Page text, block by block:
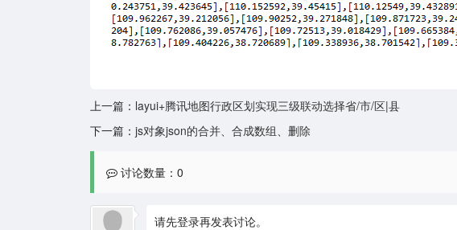
上一篇： layui+腾讯地图行政区划实现三级联动选择省/市/区|县
下一篇： js对象json的合并、合成数组、删除
讨论数量：0
请先登录再发表讨论。